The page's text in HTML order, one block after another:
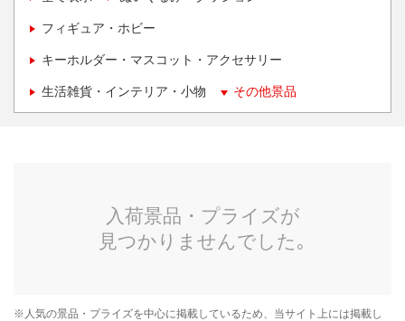
フィギュア・ホビー
キーホルダー・マスコット・アクセサリー
生活雑貨・インテリア・小物 その他景品